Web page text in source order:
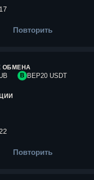
Повторить
ОБМЕНА
B BEP20 USDT
Повторить